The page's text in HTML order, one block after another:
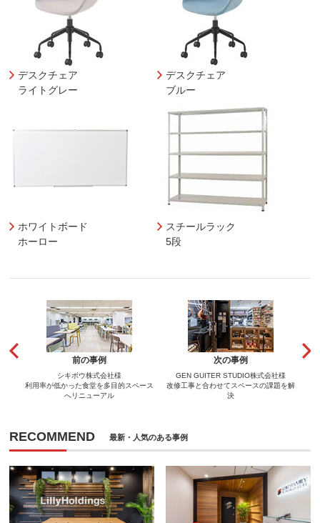
デスクチェア
ライトグレー
デスクチェア
ブルー
ホワイトボード
ホーロー
スチールラック
5段
前の事例
シキボウ株式会社様
利用率が低かった食堂を多目的スペース
へリニューアル
次の事例
GEN GUITER STUDIO株式会社様
改修工事と合わせてスペースの課題を解
決
RECOMMEND 最新・人気のある事例